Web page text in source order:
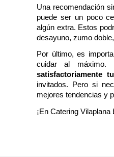
Una recomendación
puede ser un poco
algún extra. Estos
desayuno, zumo
Por último, es
cuidar al máximo.
satisfactoriamente
invitados. Pero si
mejores tendencias y
¡En Catering